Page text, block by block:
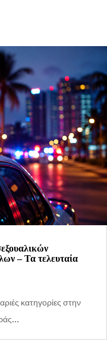
– Τα τελευταία
κατηγορίες στην